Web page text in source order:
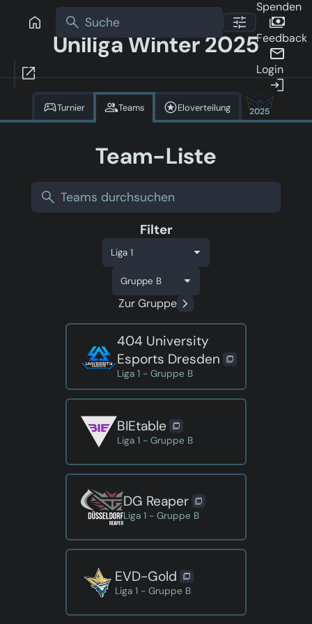
Uniliga Winter 2025
Spenden
Feedback
Login
Turnier Teams Eloverteilung 2025
Team-Liste
Filter
Zur Gruppe
404 University
Esports Dresden
Liga 1 - Gruppe B
BIEtable
Liga 1 - Gruppe B
DG Reaper
Liga 1 - Gruppe B
EVD-Gold
Liga 1 - Gruppe B